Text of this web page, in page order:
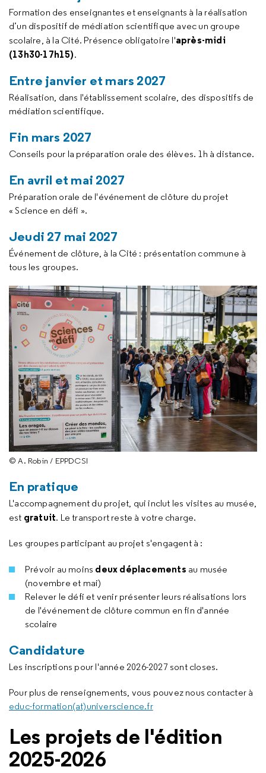
Formation des enseignantes et enseignants à la réalisation
d’un dispositif de médiation scientifique avec un groupe
scolaire, à la Cité. Présence obligatoire l'après-midi
(13h30-17h15).
Entre janvier et mars 2027
Réalisation, dans l'établissement scolaire, des dispositifs de
médiation scientifique.
Fin mars 2027
Conseils pour la préparation orale des élèves. 1h à distance.
En avril et mai 2027
Préparation orale de l'événement de clôture du projet
« Science en défi ».
Jeudi 27 mai 2027
Événement de clôture, à la Cité : présentation commune à
tous les groupes.
© A. Robin / EPPDCSI
En pratique
L'accompagnement du projet, qui inclut les visites au musée,
est gratuit. Le transport reste à votre charge.
Les groupes participant au projet s'engagent à :
Prévoir au moins deux déplacements au musée
(novembre et mai)
Relever le défi et venir présenter leurs réalisations lors
de l'événement de clôture commun en fin d'année
scolaire
Candidature
Les inscriptions pour l'année 2026-2027 sont closes.
Pour plus de renseignements, vous pouvez nous contacter à
educ-formation(at)universcience.fr
Les projets de l'édition
2025-2026